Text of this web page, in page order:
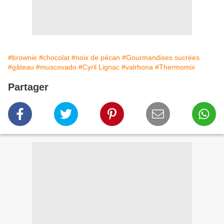
#brownie #chocolat #noix de pécan #Gourmandises sucrées
#gâteau #muscovado #Cyril Lignac #valrhona #Thermomix
Partager